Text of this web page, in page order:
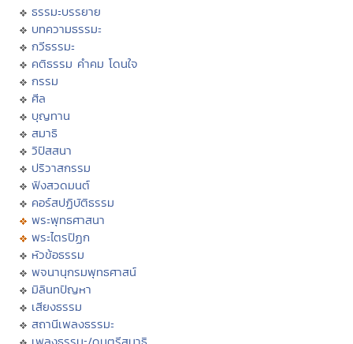
ธรรมะบรรยาย
บทความธรรมะ
กวีธรรมะ
คติธรรม คำคม โดนใจ
กรรม
ศีล
บุญทาน
สมาธิ
วิปัสสนา
ปริวาสกรรม
ฟังสวดมนต์
คอร์สปฏิบัติธรรม
พระพุทธศาสนา
พระไตรปิฏก
หัวข้อธรรม
พจนานุกรมพุทธศาสน์
มิลินทปัญหา
เสียงธรรม
สถานีเพลงธรรมะ